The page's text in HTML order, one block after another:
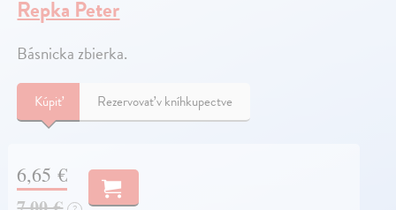
Repka Peter
Básnicka zbierka.
Kúpiť Rezervovať v kníhkupectve
6,65 €